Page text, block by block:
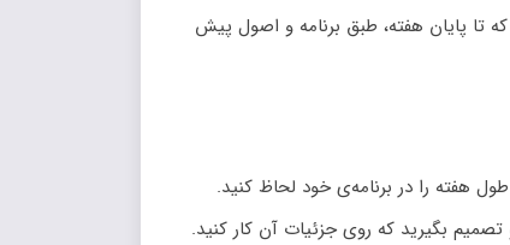
تا پایان هفته، طبق برنامه و اصول پیش
طول هفته را در برنامه‌ی خود لحاظ کنید.
بگیرید که روی جزئیات آن کار کنید.